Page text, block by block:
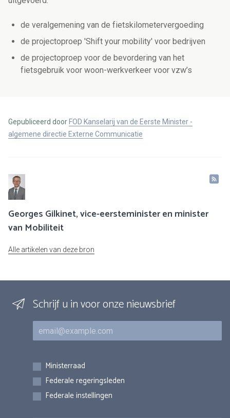
de veralgemening van de fietskilometervergoeding
de projectoproep 'Shift your mobility' voor bedrijven
de projectoproep voor de bevordering van het
fietsgebruik voor woon-werkverkeer voor vzw’s
Gepubliceerd door FOD Kanselarij van de Eerste Minister -
algemene directie Externe Communicatie
Georges Gilkinet, vice-eersteminister en minister
van Mobiliteit
Alle artikelen van deze bron
Schrijf u in voor onze nieuwsbrief
E-mail
Inschrijvingen
Ministerraad
Federale regeringsleden
Federale instellingen